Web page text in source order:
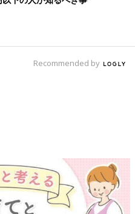
Recommended by
の感染症対策、知っておいて！